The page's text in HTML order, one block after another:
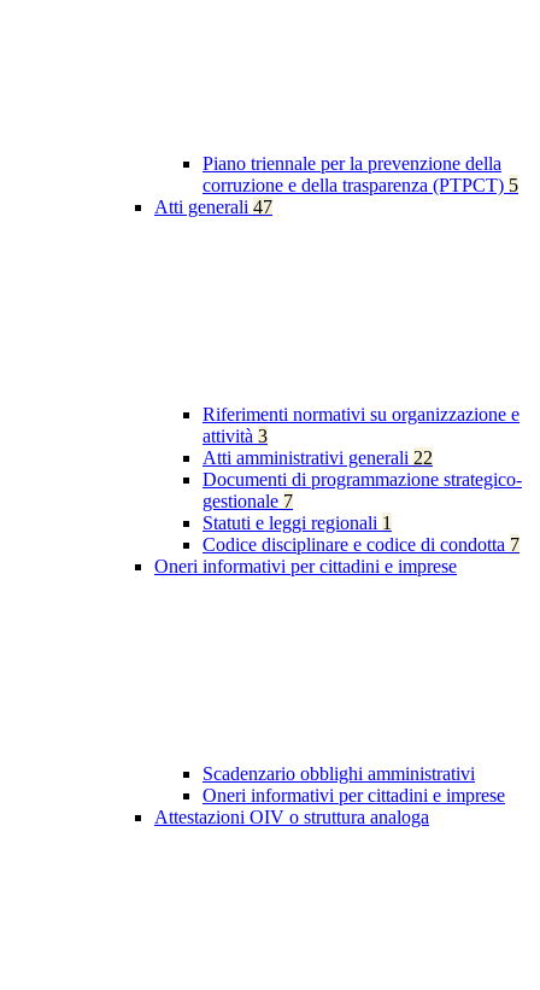
Piano triennale per la prevenzione della
corruzione e della trasparenza (PTPCT) 5
Atti generali 47
Riferimenti normativi su organizzazione e
attività 3
Atti amministrativi generali 22
Documenti di programmazione strategico-
gestionale 7
Statuti e leggi regionali 1
Codice disciplinare e codice di condotta 7
Oneri informativi per cittadini e imprese
Scadenzario obblighi amministrativi
Oneri informativi per cittadini e imprese
Attestazioni OIV o struttura analoga